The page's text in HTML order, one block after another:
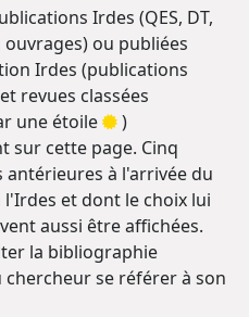
Irdes (QES, DT,
ou publiées
Irdes (publications
revues classées
une étoile
)
sur cette page. Cinq
antérieures à l'arrivée du
l'Irdes et dont le choix lui
aussi être affichées.
la bibliographie
se référer à son